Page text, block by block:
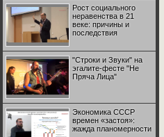
Рост социального
неравенства в 21
веке: причины и
последствия
"Строки и Звуки" на
эгалите-фесте "Не
Пряча Лица"
Экономика СССР
времен «застоя»:
жажда планомерности